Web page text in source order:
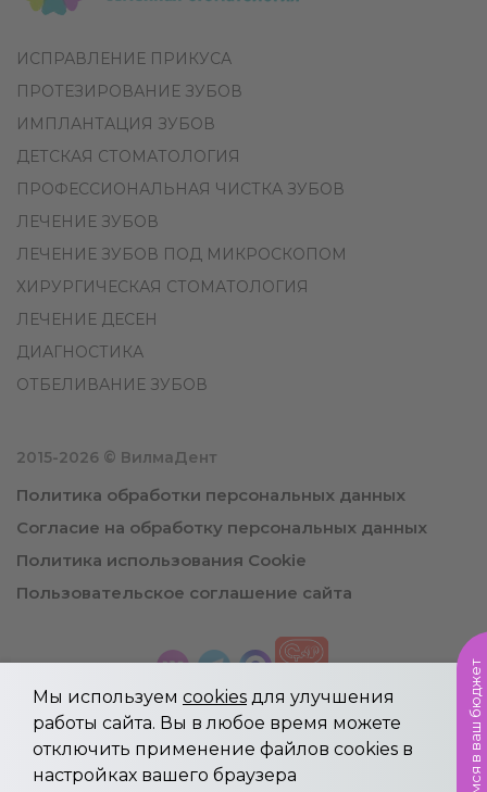
ИСПРАВЛЕНИЕ ПРИКУСА
ПРОТЕЗИРОВАНИЕ ЗУБОВ
ИМПЛАНТАЦИЯ ЗУБОВ
ДЕТСКАЯ СТОМАТОЛОГИЯ
ПРОФЕССИОНАЛЬНАЯ ЧИСТКА ЗУБОВ
ЛЕЧЕНИЕ ЗУБОВ
ЛЕЧЕНИЕ ЗУБОВ ПОД МИКРОСКОПОМ
ХИРУРГИЧЕСКАЯ СТОМАТОЛОГИЯ
ЛЕЧЕНИЕ ДЕСЕН
ДИАГНОСТИКА
ОТБЕЛИВАНИЕ ЗУБОВ
2015-2026 © ВилмаДент
Политика обработки персональных данных
Согласие на обработку персональных данных
Политика использования Cookie
Пользовательское соглашение сайта
Уложимся в ваш бюджет
Информация, указанная на сайте не является
публичной офертой.
Мы используем cookies для улучшения
работы сайта. Вы в любое время можете
отключить применение файлов cookies в
настройках вашего браузера